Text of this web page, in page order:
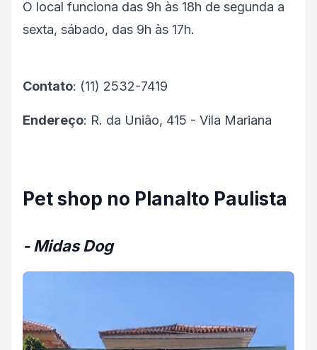
O local funciona das 9h às 18h de segunda a
sexta, sábado, das 9h às 17h.
Contato: (11) 2532-7419
Endereço: R. da União, 415 - Vila Mariana
Pet shop no Planalto Paulista
- Midas Dog